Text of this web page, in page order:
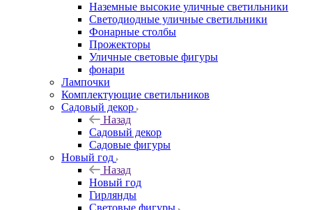
Наземные высокие уличные светильники
Светодиодные уличные светильники
Фонарные столбы
Прожекторы
Уличные световые фигуры
фонари
Лампочки
Комплектующие светильников
Садовый декор
Назад
Садовый декор
Садовые фигуры
Новый год
Назад
Новый год
Гирлянды
Световые фигуры